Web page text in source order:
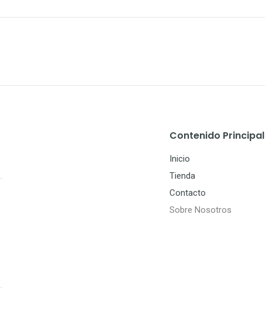
Contenido Principal
Inicio
Tienda
Contacto
Sobre Nosotros